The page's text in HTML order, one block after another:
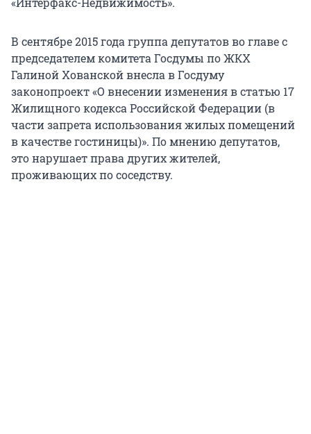
В сентябре 2015 года группа депутатов во главе с
председателем комитета Госдумы по ЖКХ
Галиной Хованской внесла в Госдуму
законопроект «О внесении изменения в статью 17
Жилищного кодекса Российской Федерации (в
части запрета использования жилых помещений
в качестве гостиницы)». По мнению депутатов,
это нарушает права других жителей,
проживающих по соседству.